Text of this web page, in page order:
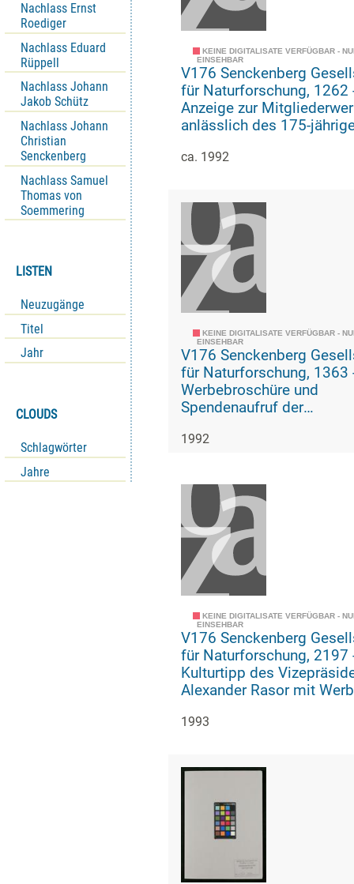
Nachlass Ernst
Roediger
Nachlass Eduard
Rüppell
Nachlass Johann
Jakob Schütz
Nachlass Johann
Christian
Senckenberg
Nachlass Samuel
Thomas von
Soemmering
LISTEN
Neuzugänge
Titel
Jahr
CLOUDS
Schlagwörter
Jahre
KEINE DIGITALISATE VERFÜGBAR -
EINSEHBAR
V176 Senckenberg
für Naturforschung, 1262 -
Anzeige zur
anlässlich des 175-
Senckenbergischen
ca. 1992
KEINE DIGITALISATE VERFÜGBAR -
EINSEHBAR
V176 Senckenberg
für Naturforschung, 1363 -
Werbebroschüre und
Spendenaufruf der
Naturforschenden
1992
KEINE DIGITALISATE VERFÜGBAR -
EINSEHBAR
V176 Senckenberg
für Naturforschung, 2197 -
Kulturtipp des
Alexander Rasor mit
Senckenbergischen
Sonntagszeitung" vom
1993